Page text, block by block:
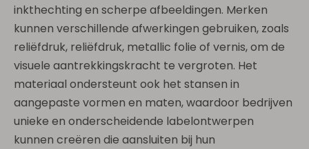
inkthechting en scherpe afbeeldingen. Merken
kunnen verschillende afwerkingen gebruiken, zoals
reliëfdruk, reliëfdruk, metallic folie of vernis, om de
visuele aantrekkingskracht te vergroten. Het
materiaal ondersteunt ook het stansen in
aangepaste vormen en maten, waardoor bedrijven
unieke en onderscheidende labelontwerpen
kunnen creëren die aansluiten bij hun